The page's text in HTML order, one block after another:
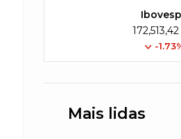
-
Mais lidas